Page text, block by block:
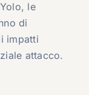
le
di
impatti
attacco.